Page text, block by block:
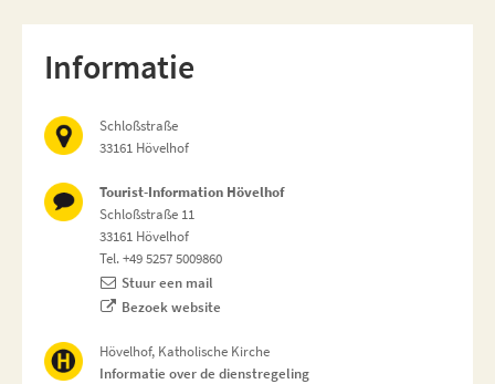
Informatie
Schloßstraße
33161 Hövelhof
Tourist-Information Hövelhof
Schloßstraße 11
33161 Hövelhof
Tel. +49 5257 5009860
Stuur een mail
Bezoek website
Hövelhof, Katholische Kirche
Informatie over de dienstregeling